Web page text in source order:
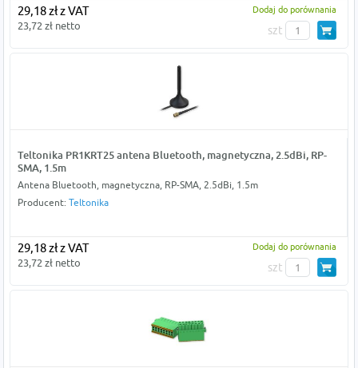
29,18 zł z VAT
23,72 zł netto
Dodaj do porównania
szt
Teltonika PR1KRT25 antena Bluetooth, magnetyczna, 2.5dBi, RP-
SMA, 1.5m
Antena Bluetooth, magnetyczna, RP-SMA, 2.5dBi, 1.5m
Producent: Teltonika
29,18 zł z VAT
23,72 zł netto
Dodaj do porównania
szt